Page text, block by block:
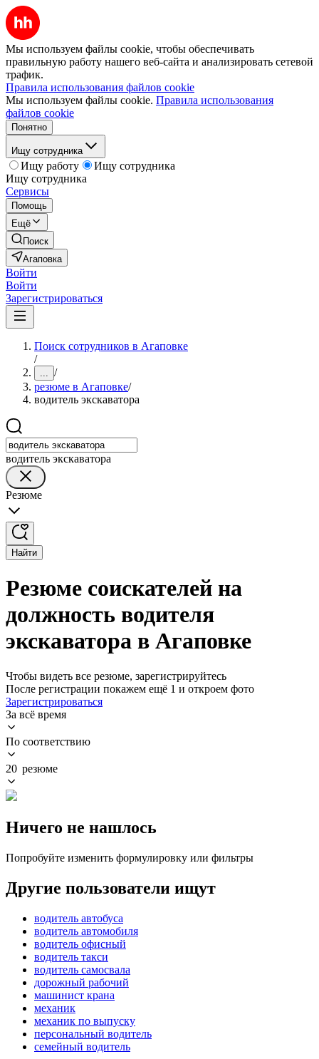
Мы используем файлы cookie, чтобы обеспечивать
правильную работу нашего веб-сайта и анализировать сетевой
трафик.
Правила использования файлов cookie
Мы используем файлы cookie. Правила использования
файлов cookie
Понятно
Ищу сотрудника
Ищу работу
Ищу сотрудника
Ищу сотрудника
Сервисы
Помощь
Ещё
Поиск
Агаповка
Войти
Войти
Зарегистрироваться
Поиск сотрудников в Агаповке
/
... /
резюме в Агаповке/
водитель экскаватора
водитель экскаватора
Резюме
Найти
Резюме соискателей на
должность водителя
экскаватора в Агаповке
Чтобы видеть все резюме, зарегистрируйтесь
После регистрации покажем ещё 1 и откроем фото
Зарегистрироваться
За всё время
По соответствию
20 резюме
Ничего не нашлось
Попробуйте изменить формулировку или фильтры
Другие пользователи ищут
водитель автобуса
водитель автомобиля
водитель офисный
водитель такси
водитель самосвала
дорожный рабочий
машинист крана
механик
механик по выпуску
персональный водитель
семейный водитель